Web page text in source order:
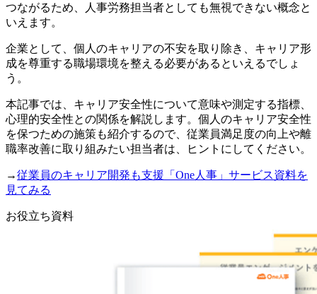
つながるため、人事労務担当者としても無視できない概念と
いえます。
企業として、個人のキャリアの不安を取り除き、キャリア形
成を尊重する職場環境を整える必要があるといえるでしょ
う。
本記事では、キャリア安全性について意味や測定する指標、
心理的安全性との関係を解説します。個人のキャリア安全性
を保つための施策も紹介するので、従業員満足度の向上や離
職率改善に取り組みたい担当者は、ヒントにしてください。
→従業員のキャリア開発も支援「One人事」サービス資料を
見てみる
お役立ち資料